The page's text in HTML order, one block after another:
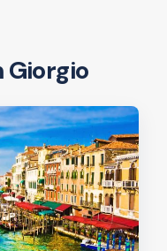
Giorgio